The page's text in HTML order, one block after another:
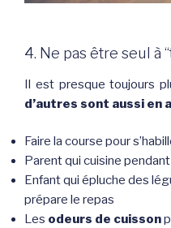
4. Ne pas être seul à
Il est presque toujours
d’autres sont aussi en
Faire la course pour
Parent qui cuisine
Enfant qui épluche des
prépare le repas
Les odeurs de cuisson